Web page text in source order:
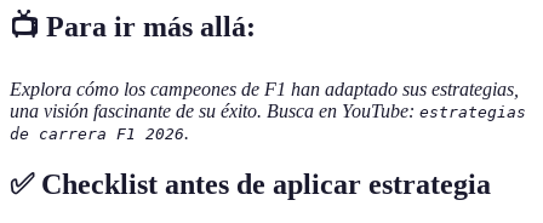
📺 Para ir más allá:
Explora cómo los campeones de F1 han adaptado sus estrategias,
una visión fascinante de su éxito. Busca en YouTube: estrategias
de carrera F1 2026.
✅ Checklist antes de aplicar estrategia